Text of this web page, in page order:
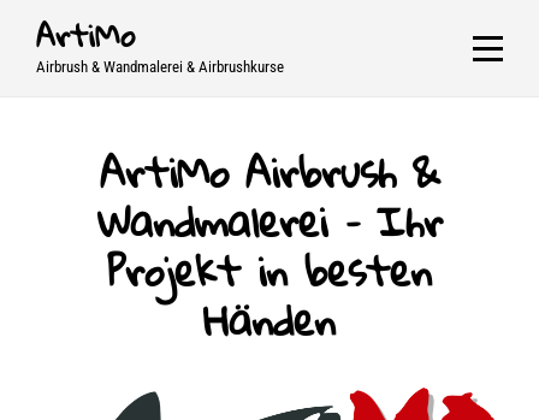
SkipArtiMo
Airbrush & Wandmalerei & Airbrushkurse
ArtiMo Airbrush &
Wandmalerei – Ihr
Projekt in besten
Händen